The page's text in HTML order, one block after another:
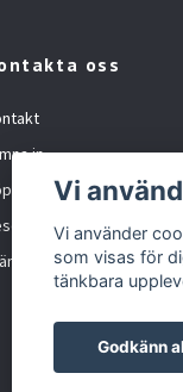
oss
in
oss
formulär
Vi
Vi använder
som visas för
tänkbara
Godkänn